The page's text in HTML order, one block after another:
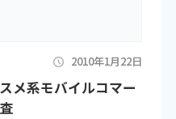
2010年1月22日
メ系モバイルコマー